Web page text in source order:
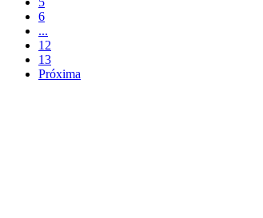
6
...
12
13
Próxima